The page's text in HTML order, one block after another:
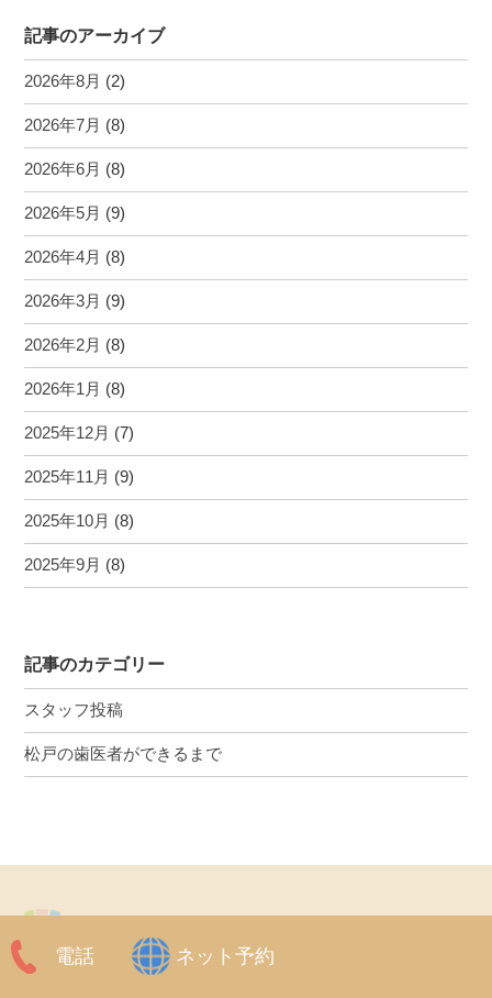
記事のアーカイブ
2026年8月 (2)
2026年7月 (8)
2026年6月 (8)
2026年5月 (9)
2026年4月 (8)
2026年3月 (9)
2026年2月 (8)
2026年1月 (8)
2025年12月 (7)
2025年11月 (9)
2025年10月 (8)
2025年9月 (8)
記事のカテゴリー
スタッフ投稿
松戸の歯医者ができるまで
電話 ネット予約